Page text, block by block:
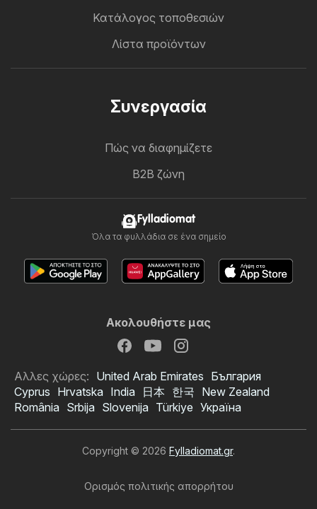
Κατάλογος τοποθεσιών
Λίστα προϊόντων
Συνεργασία
Πώς να διαφημίζετε
B2B ζώνη
Fylladiomat
Όλα τα φυλλάδια σε ένα σημείο
Ακολουθήστε μας
Αλλες χώρες: United Arab Emirates България
Cyprus Hrvatska India 日本 한국 New Zealand
România Srbija Slovenija Türkiye Україна
Copyright © 2026 Fylladiomat.gr.
Ορισμός πολιτικής απορρήτου